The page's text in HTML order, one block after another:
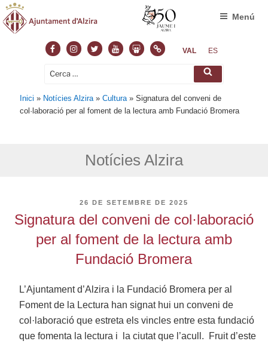
FacebookInstagram
TwitterYoutubeSlideshare
NormasVAL ES
Cerca: Cerca
Menú
Inici » Notícies Alzira »Cultura »Signatura del conveni de
col·laboració per al foment de la lectura amb Fundació Bromera
Notícies Alzira
PUBLICAT
26 DE SETEMBRE DE 2025
Signatura del conveni de col·laboració
per al foment de la lectura amb
Fundació Bromera
L’Ajuntament d’Alzira i la Fundació Bromera per al
Foment de la Lectura han signat hui un conveni de
col·laboració que estreta els vincles entre esta fundació
que fomenta la lectura i la ciutat que l’acull. Fruit d’este